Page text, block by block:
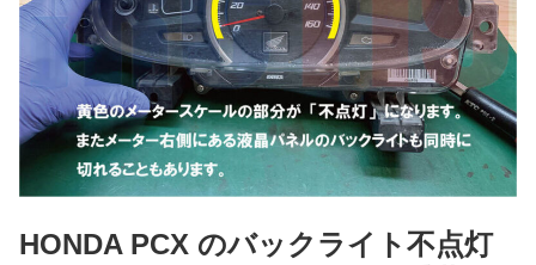
HONDA PCX のバックライト不点灯